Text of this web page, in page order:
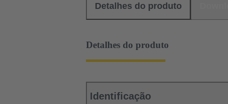
Detalhes do produto
Detalhes do produto
Identificação